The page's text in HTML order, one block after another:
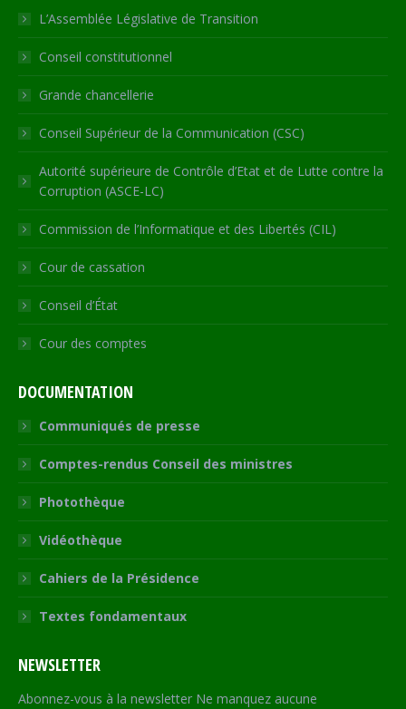
in
new
window
in
new
window
in
new
window
in
new
window
opens
in
new
L’Assemblée Législative de Transition
Conseil constitutionnel
Grande chancellerie
Conseil Supérieur de la Communication (CSC)
Autorité supérieure de Contrôle d’Etat et de Lutte contre la
Corruption (ASCE-LC)
Commission de l’Informatique et des Libertés (CIL)
Cour de cassation
Conseil d’État
Cour des comptes
DOCUMENTATION
Communiqués de presse
Comptes-rendus Conseil des ministres
Photothèque
Vidéothèque
Cahiers de la Présidence
Textes fondamentaux
NEWSLETTER
Abonnez-vous à la newsletter Ne manquez aucune